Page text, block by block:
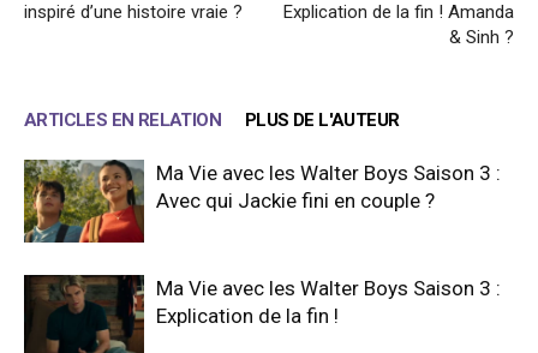
inspiré d’une histoire vraie ?
Explication de la fin ! Amanda
& Sinh ?
ARTICLES EN RELATION PLUS DE L'AUTEUR
Ma Vie avec les Walter Boys Saison 3 :
Avec qui Jackie fini en couple ?
Ma Vie avec les Walter Boys Saison 3 :
Explication de la fin !